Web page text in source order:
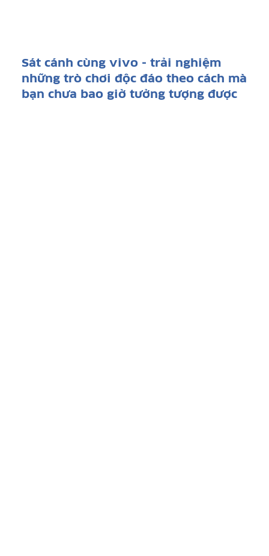
Sát cánh cùng vivo - trải nghiệm
những trò chơi độc đáo theo cách mà
bạn chưa bao giờ tưởng tượng được